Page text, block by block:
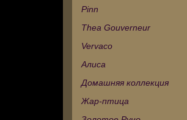
Pinn
Thea Gouverneur
Vervaco
Алиса
Домашняя коллекция
Жар-птица